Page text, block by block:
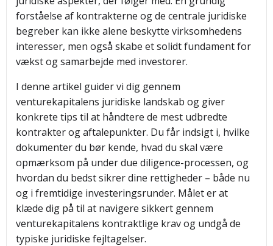
forståelse af kontrakterne og de centrale juridiske
begreber kan ikke alene beskytte virksomhedens
interesser, men også skabe et solidt fundament for
vækst og samarbejde med investorer.
I denne artikel guider vi dig gennem
venturekapitalens juridiske landskab og giver
konkrete tips til at håndtere de mest udbredte
kontrakter og aftalepunkter. Du får indsigt i, hvilke
dokumenter du bør kende, hvad du skal være
opmærksom på under due diligence-processen, og
hvordan du bedst sikrer dine rettigheder – både nu
og i fremtidige investeringsrunder. Målet er at
klæde dig på til at navigere sikkert gennem
venturekapitalens kontraktlige krav og undgå de
typiske juridiske fejltagelser.